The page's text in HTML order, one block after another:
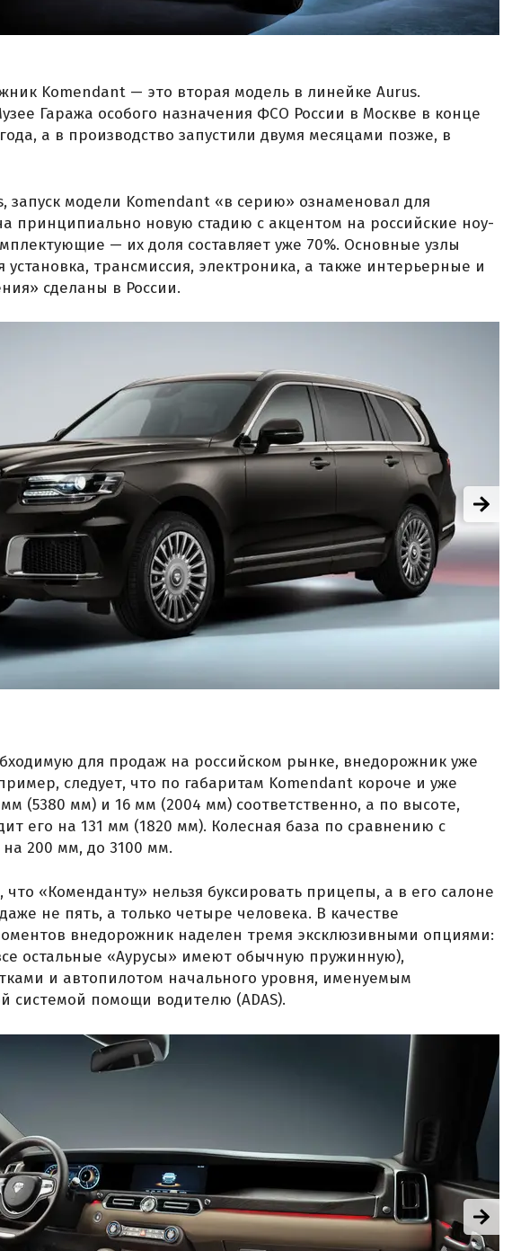
Komendant — это вторая модель в линейке Aurus.
Гаража особого назначения ФСО России в Москве в конце
а в производство запустили двумя месяцами позже, в
запуск модели Komendant «в серию» ознаменовал для
принципиально новую стадию с акцентом на российские ноу-
— их доля составляет уже 70%. Основные узлы
установка, трансмиссия, электроника, а также интерьерные и
сделаны в России.
для продаж на российском рынке, внедорожник уже
следует, что по габаритам Komendant короче и уже
(5380 мм) и 16 мм (2004 мм) соответственно, а по высоте,
его на 131 мм (1820 мм). Колесная база по сравнению с
200 мм, до 3100 мм.
что «Коменданту» нельзя буксировать прицепы, а в его салоне
не пять, а только четыре человека. В качестве
внедорожник наделен тремя эксклюзивными опциями:
остальные «Аурусы» имеют обычную пружинную),
и автопилотом начального уровня, именуемым
системой помощи водителю (ADAS).